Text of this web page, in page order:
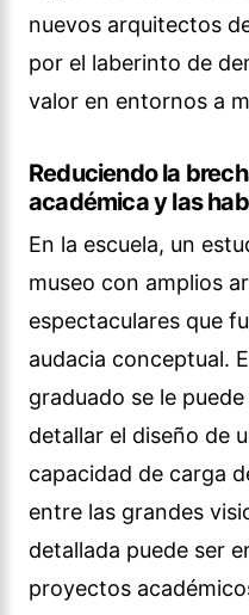
nuevos arquitectos
por el laberinto de
valor en entornos a
Reduciendo la
académica y las
En la escuela, un
museo con amplios
espectaculares que
audacia conceptual.
graduado se le
detallar el diseño de
capacidad de carga
entre las grandes
detallada puede ser
proyectos